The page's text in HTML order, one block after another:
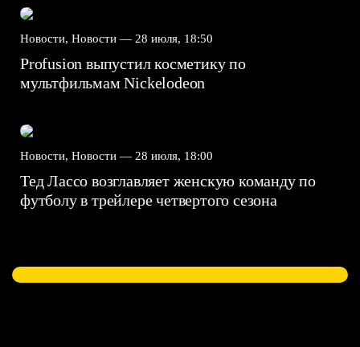
Новости, Новости — 28 июля, 18:50
Profusion выпустил косметику по
мультфильмам Nickelodeon
Новости, Новости — 28 июля, 18:00
Тед Лассо возглавляет женскую команду по
футболу в трейлере четвертого сезона